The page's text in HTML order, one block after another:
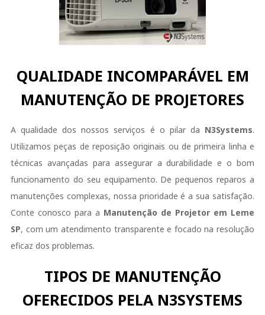
QUALIDADE INCOMPARÁVEL EM
MANUTENÇÃO DE PROJETORES
A qualidade dos nossos serviços é o pilar da N3Systems.
Utilizamos peças de reposição originais ou de primeira linha e
técnicas avançadas para assegurar a durabilidade e o bom
funcionamento do seu equipamento. De pequenos reparos a
manutenções complexas, nossa prioridade é a sua satisfação.
Conte conosco para a Manutenção de Projetor em Leme
SP, com um atendimento transparente e focado na resolução
eficaz dos problemas.
TIPOS DE MANUTENÇÃO
OFERECIDOS PELA N3SYSTEMS